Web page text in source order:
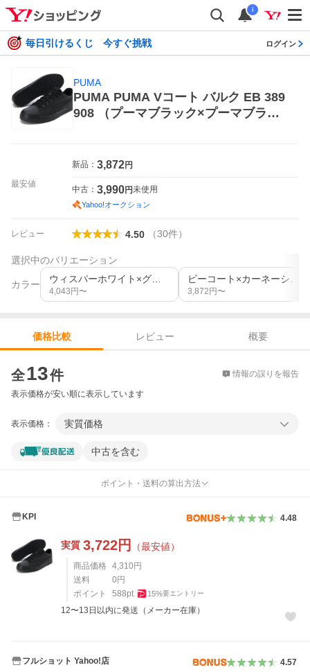
i
毎日引けるくじ 今すぐ挑戦 ログイン
PUMA
PUMA PUMA Vコート バルク EB 389
908 （プーマブラック×プーマブラッ
最安値
新品： 3,872円
中古： 3,990円未使用
Yahoo!オークション
レビュー 4.50 （30件）
選択中のバリエーション
カラー
4,043 円〜 3,872 円〜
価格比較 レビュー
概要
全13件 情報の誤りを報告
表示価格が安い順に表示しています
表示価格： 実質価格
中古を含む
ポイント・送料の算出方法
KPI 4.48
実質 3,722円 （最安値）
商品価格 4,310 円
送料
0 円
ポイント
588pt 15%要エントリー
12〜13日以内に発送（メーカー在庫）
フルショット Yahoo!店 4.57